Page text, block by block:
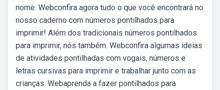
nome. Webconfira agora tudo o que você encontrará no
nosso caderno com números pontilhados para
imprimir! Além dos tradicionais números pontilhados
para imprimir, nós também. Webconfira algumas ideias
de atividades pontilhadas com vogais, números e
letras cursivas para imprimir e trabalhar junto com as
crianças. Webaprenda a fazer pontilhados para